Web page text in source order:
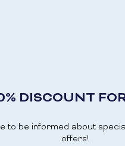
Protein+ combines 20g of
essential nutrients.
PER
ENERGY
DISCOUNT
to be informed about
offers!